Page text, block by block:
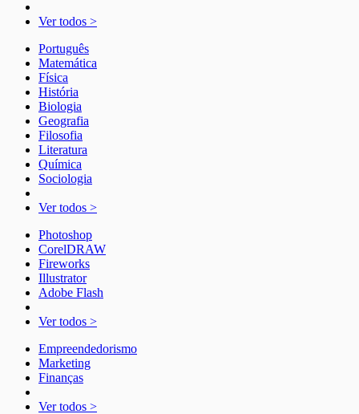
Ver todos >
Português
Matemática
Física
História
Biologia
Geografia
Filosofia
Literatura
Química
Sociologia
Ver todos >
Photoshop
CorelDRAW
Fireworks
Illustrator
Adobe Flash
Ver todos >
Empreendedorismo
Marketing
Finanças
Ver todos >